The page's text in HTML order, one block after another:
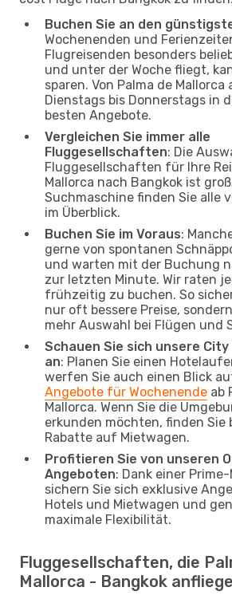
Buchen Sie an den
Wochenenden und
Flugreisenden besonders
und unter der Woche fliegt,
sparen. Von Palma de Mallorca
Dienstags bis Donnerstags in
besten Angebote.
Vergleichen Sie immer alle
Fluggesellschaften: Die
Fluggesellschaften für Ihre
Mallorca nach Bangkok ist
Suchmaschine finden Sie alle
im Überblick.
Buchen Sie im Voraus:
gerne von spontanen
und warten mit der Buchung
zur letzten Minute. Wir raten
frühzeitig zu buchen. So
nur oft bessere Preise,
mehr Auswahl bei Flügen und
Schauen Sie sich unsere
an: Planen Sie einen
werfen Sie auch einen Blick
Angebote für Wochenende ab
Mallorca. Wenn Sie die
erkunden möchten, finden Sie
Rabatte auf Mietwagen.
Profitieren Sie von unseren
Angeboten: Dank einer
sichern Sie sich exklusive
Hotels und Mietwagen und
maximale Flexibilität.
Fluggesellschaften, die
Mallorca - Bangkok